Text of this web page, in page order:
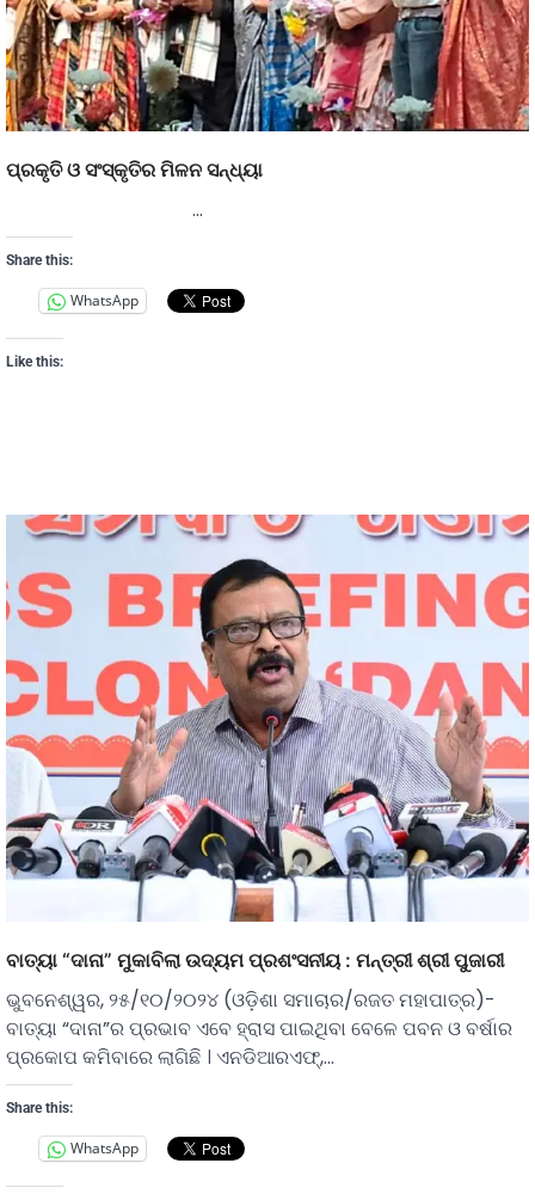
ପ୍ରକୃତି ଓ ସଂସ୍କୃତିର ମିଳନ ସନ୍ଧ୍ୟା
…
Share this:
WhatsApp
Like this:
ବାତ୍ୟା “ଦାନା” ମୁକାବିଲା ଉଦ୍ୟମ ପ୍ରଶଂସନୀୟ : ମନ୍ତ୍ରୀ ଶ୍ରୀ ପୁଜାରୀ
ଭୁବନେଶ୍ୱର, ୨୫/୧୦/୨୦୨୪ (ଓଡ଼ିଶା ସମାଚାର/ରଜତ ମହାପାତ୍ର)-
ବାତ୍ୟା “ଦାନା”ର ପ୍ରଭାବ ଏବେ ହ୍ରାସ ପାଇଥିବା ବେଳେ ପବନ ଓ ବର୍ଷାର
ପ୍ରକୋପ କମିବାରେ ଲାଗିଛି । ଏନଡିଆରଏଫ୍,…
Share this:
WhatsApp